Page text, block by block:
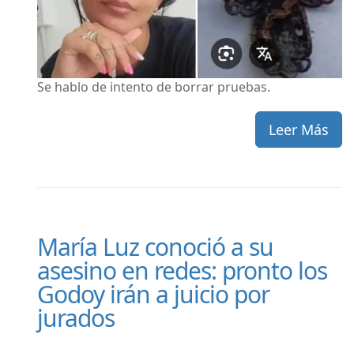
Se hablo de intento de borrar pruebas.
Leer Más
María Luz conoció a su
asesino en redes: pronto los
Godoy irán a juicio por
jurados